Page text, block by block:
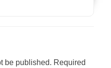
be published. Required